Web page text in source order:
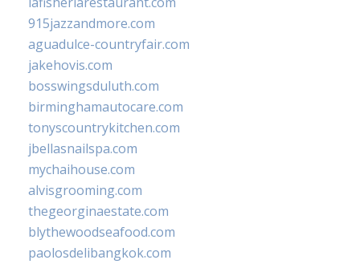
915jazzandmore.com
aguadulce-countryfair.com
jakehovis.com
bosswingsduluth.com
birminghamautocare.com
tonyscountrykitchen.com
jbellasnailspa.com
mychaihouse.com
alvisgrooming.com
thegeorginaestate.com
blythewoodseafood.com
paolosdelibangkok.com